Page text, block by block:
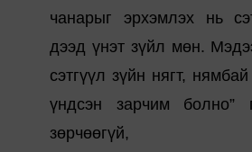
чанарыг эрхэмлэх нь
дээд үнэт зүйл мөн.
сэтгүүл зүйн нягт,
үндсэн зарчим болно”
зөрчөөгүй,